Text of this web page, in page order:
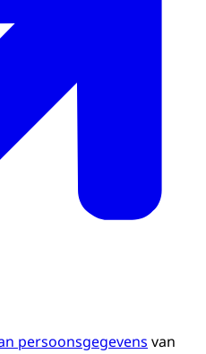
persoonsgegevens van